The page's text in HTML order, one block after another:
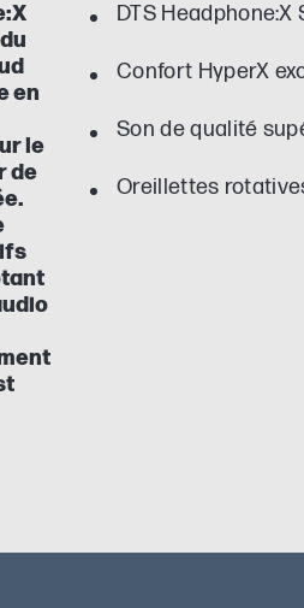
en
le
de
DTS
Confort HyperX
Son de qualité
Oreillettes